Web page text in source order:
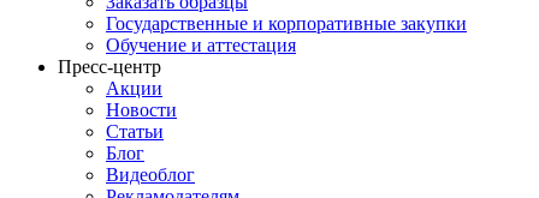
Государственные и корпоративные закупки
Обучение и аттестация
Пресс-центр
Акции
Новости
Статьи
Блог
Видеоблог